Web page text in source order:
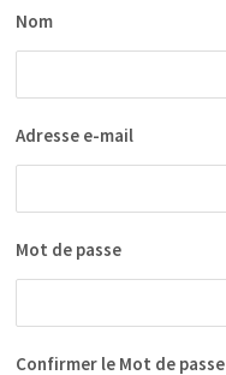
Nom
Adresse e-mail
Mot de passe
Confirmer le Mot de passe